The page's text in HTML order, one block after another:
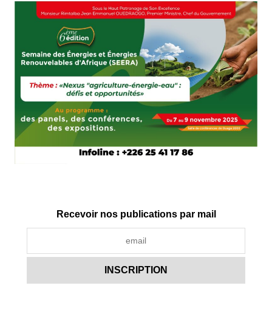
Recevoir nos publications par mail